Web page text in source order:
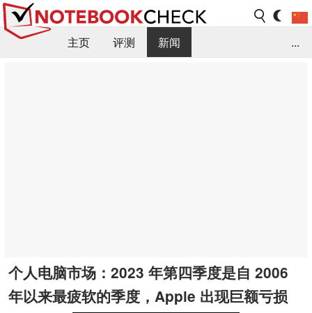
主页 评测
新闻
...
个人电脑市场：2023 年第四季度是自 2006
年以来最疲软的季度，Apple 出现巨额亏损